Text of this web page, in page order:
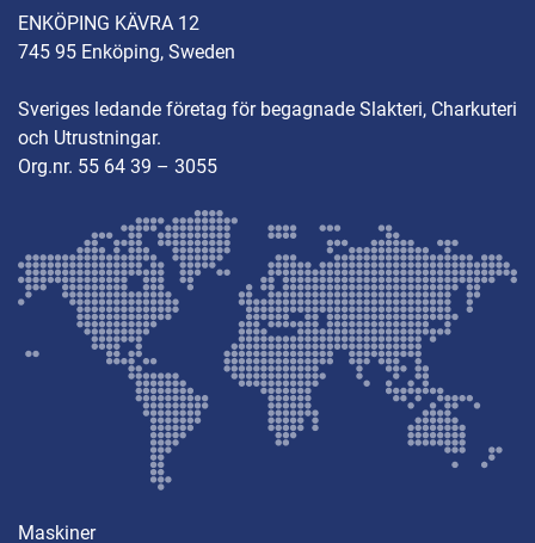
Dimensioner: 1092x700mm, höjd 1030mm
ENKÖPING KÄVRA 12
745 95 Enköping, Sweden
Sveriges ledande företag för begagnade Slakteri, Charkuteri
och Utrustningar.
Org.nr. 55 64 39 – 3055
Maskiner